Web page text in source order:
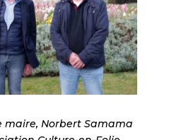
maire, Norbert Samama